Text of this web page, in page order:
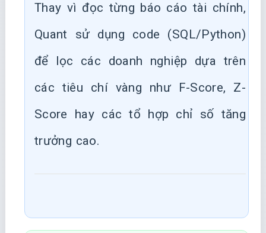
Thay vì đọc từng báo cáo tài chính,
Quant sử dụng code (SQL/Python)
để lọc các doanh nghiệp dựa trên
các tiêu chí vàng như F-Score, Z-
Score hay các tổ hợp chỉ số tăng
trưởng cao.